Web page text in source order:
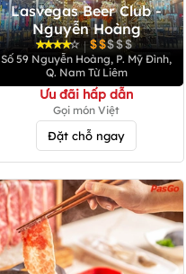
Lasvegas Beer Club -
Nguyễn Hoàng
|
Số 59 Nguyễn Hoàng, P. Mỹ Đình,
Q. Nam Từ Liêm
Ưu đãi hấp dẫn
Gọi món Việt
Đặt chỗ ngay